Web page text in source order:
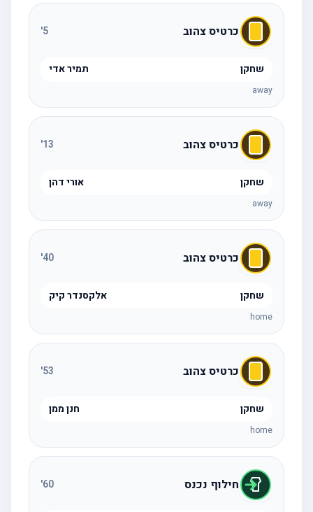
כרטיס צהוב
שחקן תמיר אדי
away
כרטיס צהוב 13
'
שחקן אורי דהן
away
כרטיס צהוב 40
'
שחקן אלקסנדר קיק
home
כרטיס צהוב 53
'
שחקן חנן ממן
home
חילוף נכנס 60
'